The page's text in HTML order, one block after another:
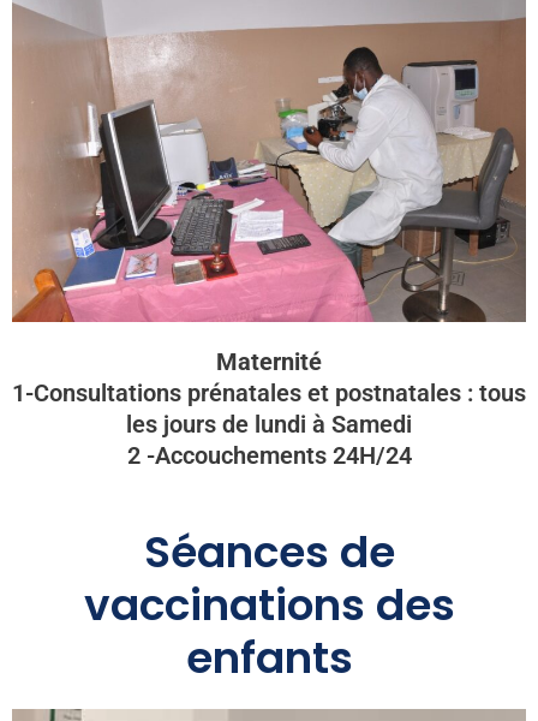
Maternité
1-Consultations prénatales et postnatales : tous
les jours de lundi à Samedi
2 -Accouchements 24H/24
Séances de
vaccinations des
enfants